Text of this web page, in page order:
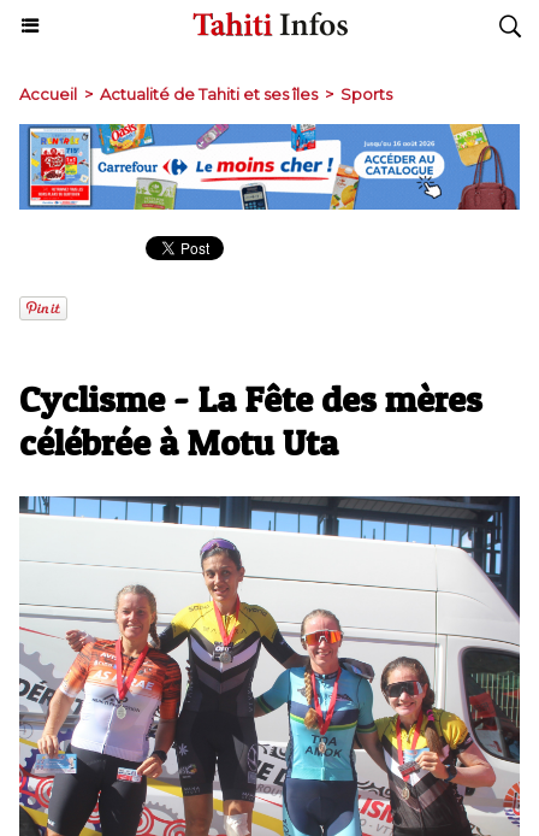
Accueil > Actualité de Tahiti et ses îles > Sports
Cyclisme - La Fête des mères
célébrée à Motu Uta